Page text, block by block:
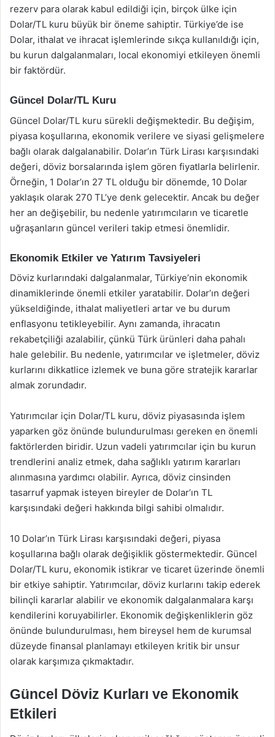
rezerv para olarak kabul edildiği için, birçok ülke için
Dolar/TL kuru büyük bir öneme sahiptir. Türkiye’de ise
Dolar, ithalat ve ihracat işlemlerinde sıkça kullanıldığı için,
bu kurun dalgalanmaları, local ekonomiyi etkileyen önemli
bir faktördür.
Güncel Dolar/TL Kuru
Güncel Dolar/TL kuru sürekli değişmektedir. Bu değişim,
piyasa koşullarına, ekonomik verilere ve siyasi gelişmelere
bağlı olarak dalgalanabilir. Dolar’ın Türk Lirası karşısındaki
değeri, döviz borsalarında işlem gören fiyatlarla belirlenir.
Örneğin, 1 Dolar’ın 27 TL olduğu bir dönemde, 10 Dolar
yaklaşık olarak 270 TL’ye denk gelecektir. Ancak bu değer
her an değişebilir, bu nedenle yatırımcıların ve ticaretle
uğraşanların güncel verileri takip etmesi önemlidir.
Ekonomik Etkiler ve Yatırım Tavsiyeleri
Döviz kurlarındaki dalgalanmalar, Türkiye’nin ekonomik
dinamiklerinde önemli etkiler yaratabilir. Dolar’ın değeri
yükseldiğinde, ithalat maliyetleri artar ve bu durum
enflasyonu tetikleyebilir. Aynı zamanda, ihracatın
rekabetçiliği azalabilir, çünkü Türk ürünleri daha pahalı
hale gelebilir. Bu nedenle, yatırımcılar ve işletmeler, döviz
kurlarını dikkatlice izlemek ve buna göre stratejik kararlar
almak zorundadır.
Yatırımcılar için Dolar/TL kuru, döviz piyasasında işlem
yaparken göz önünde bulundurulması gereken en önemli
faktörlerden biridir. Uzun vadeli yatırımcılar için bu kurun
trendlerini analiz etmek, daha sağlıklı yatırım kararları
alınmasına yardımcı olabilir. Ayrıca, döviz cinsinden
tasarruf yapmak isteyen bireyler de Dolar’ın TL
karşısındaki değeri hakkında bilgi sahibi olmalıdır.
10 Dolar’ın Türk Lirası karşısındaki değeri, piyasa
koşullarına bağlı olarak değişiklik göstermektedir. Güncel
Dolar/TL kuru, ekonomik istikrar ve ticaret üzerinde önemli
bir etkiye sahiptir. Yatırımcılar, döviz kurlarını takip ederek
bilinçli kararlar alabilir ve ekonomik dalgalanmalara karşı
kendilerini koruyabilirler. Ekonomik değişkenliklerin göz
önünde bulundurulması, hem bireysel hem de kurumsal
düzeyde finansal planlamayı etkileyen kritik bir unsur
olarak karşımıza çıkmaktadır.
Güncel Döviz Kurları ve Ekonomik
Etkileri